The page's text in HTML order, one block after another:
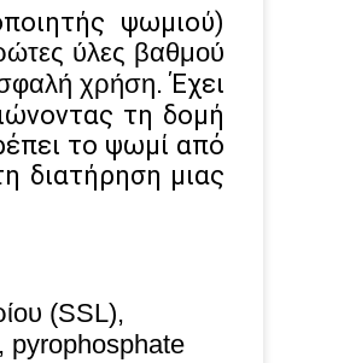
ψωμιού)
ύλες βαθμού
χρήση.Έχει
τη δομή
το ψωμί από
διατήρηση μιας
(SSL),
pyrophosphate